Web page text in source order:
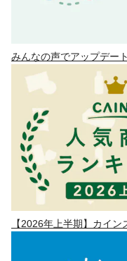
みんなの声でアップデー
【2026年上半期】カイ